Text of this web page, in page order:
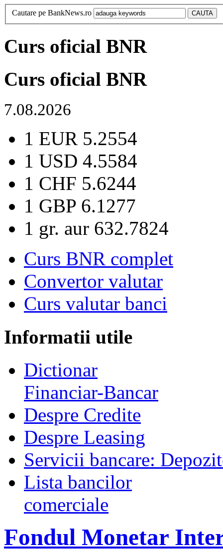
Cautare pe BankNews.ro
Curs oficial BNR
Curs oficial BNR
7.08.2026
1 EUR 5.2554
1 USD 4.5584
1 CHF 5.6244
1 GBP 6.1277
1 gr. aur 632.7824
Curs BNR complet
Convertor valutar
Curs valutar banci
Informatii utile
Dictionar
Financiar-Bancar
Despre Credite
Despre Leasing
Servicii bancare:
Lista bancilor
comerciale
Fondul Monetar